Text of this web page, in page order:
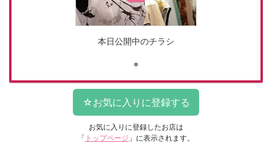
本日公開中のチラシ
お気に入りに登録したお店は
「 トップページ 」に表示されます。